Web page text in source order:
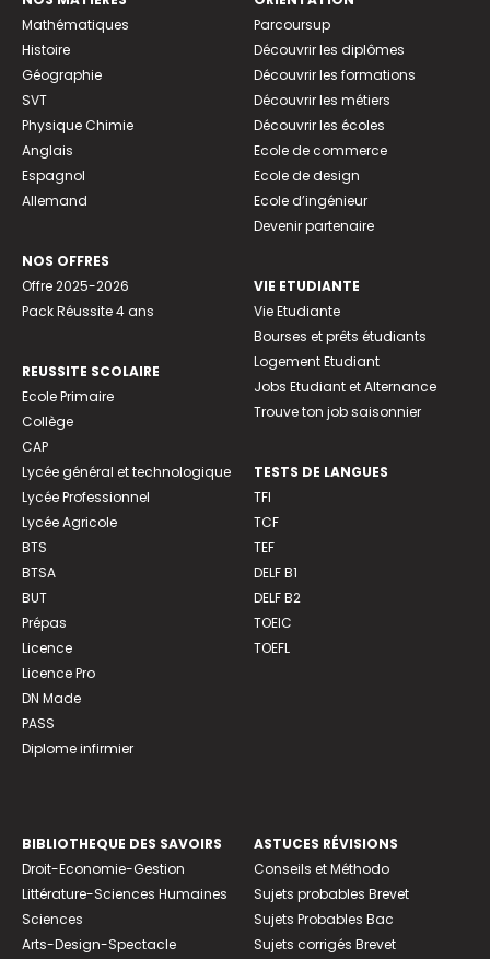
Mathématiques
Histoire
Géographie
SVT
Physique Chimie
Anglais
Espagnol
Allemand
NOS OFFRES
Offre 2025-2026
Pack Réussite 4 ans
REUSSITE SCOLAIRE
Ecole Primaire
Collège
CAP
Lycée général et technologique
Lycée Professionnel
Lycée Agricole
BTS
BTSA
BUT
Prépas
Licence
Licence Pro
DN Made
PASS
Diplome infirmier
Parcoursup
Découvrir les diplômes
Découvrir les formations
Découvrir les métiers
Découvrir les écoles
Ecole de commerce
Ecole de design
Ecole d’ingénieur
Devenir partenaire
VIE ETUDIANTE
Vie Etudiante
Bourses et prêts étudiants
Logement Etudiant
Jobs Etudiant et Alternance
Trouve ton job saisonnier
TESTS DE LANGUES
TFI
TCF
TEF
DELF B1
DELF B2
TOEIC
TOEFL
BIBLIOTHEQUE DES SAVOIRS
Droit-Economie-Gestion
Littérature-Sciences Humaines
Sciences
Arts-Design-Spectacle
ASTUCES RÉVISIONS
Conseils et Méthodo
Sujets probables Brevet
Sujets Probables Bac
Sujets corrigés Brevet